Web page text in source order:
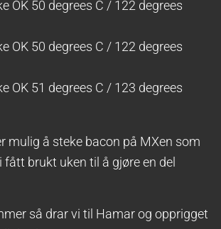
OK 50 degrees C / 122 degrees
OK 50 degrees C / 122 degrees
OK 51 degrees C / 123 degrees
mulig å steke bacon på MXen som
fått brukt uken til å gjøre en del
så drar vi til Hamar og opprigget